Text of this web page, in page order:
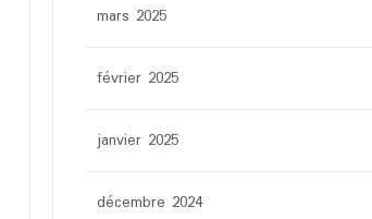
mars 2025
février 2025
janvier 2025
décembre 2024